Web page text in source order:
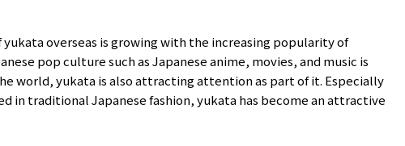
overseas is growing with the increasing popularity of
pop culture such as Japanese anime, movies, and music is
world, yukata is also attracting attention as part of it. Especially
in traditional Japanese fashion, yukata has become an attractive